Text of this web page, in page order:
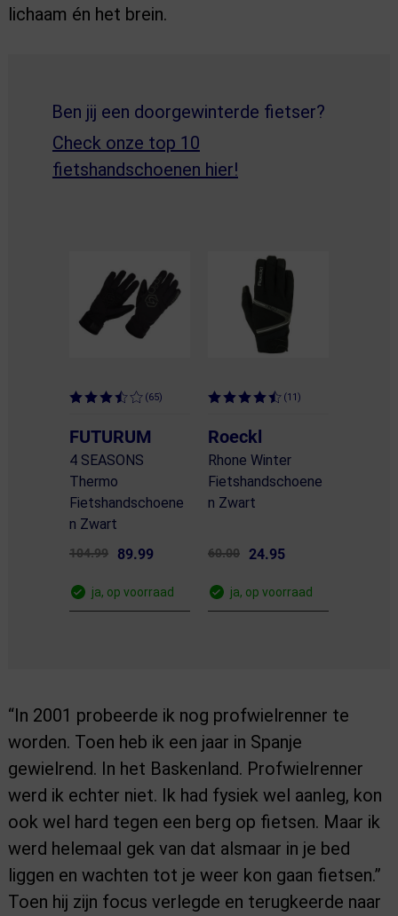
lichaam én het brein.
Ben jij een doorgewinterde fietser?
Check onze top 10
fietshandschoenen hier!
(65)
FUTURUM
4 SEASONS
Thermo
Fietshandschoene
n Zwart
104.99 89.99
ja, op voorraad
(11)
Roeckl
Rhone Winter
Fietshandschoene
n Zwart
60.00 24.95
ja, op voorraad
“In 2001 probeerde ik nog profwielrenner te
worden. Toen heb ik een jaar in Spanje
gewielrend. In het Baskenland. Profwielrenner
werd ik echter niet. Ik had fysiek wel aanleg, kon
ook wel hard tegen een berg op fietsen. Maar ik
werd helemaal gek van dat alsmaar in je bed
liggen en wachten tot je weer kon gaan fietsen.”
Toen hij zijn focus verlegde en terugkeerde naar